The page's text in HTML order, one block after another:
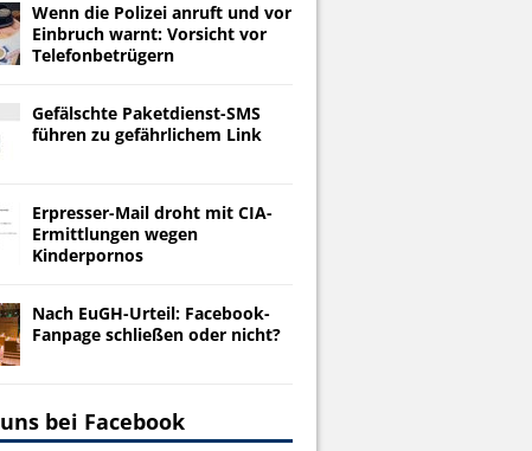
Wenn die Polizei anruft und vor
Einbruch warnt: Vorsicht vor
Telefonbetrügern
Gefälschte Paketdienst-SMS
führen zu gefährlichem Link
Erpresser-Mail droht mit CIA-
Ermittlungen wegen
Kinderpornos
Nach EuGH-Urteil: Facebook-
Fanpage schließen oder nicht?
bei Facebook